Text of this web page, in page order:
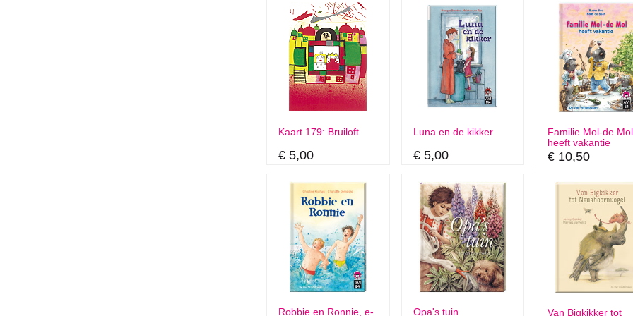
Kaart 179: Bruiloft
€ 5,00
Luna en de kikker
€ 5,00
Familie Mol-de Mol
heeft vakantie
€ 10,50
Robbie en Ronnie, e- Opa's tuin Van Bigkikker tot